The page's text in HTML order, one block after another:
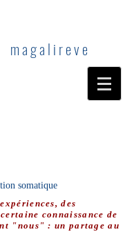
m a g a l i r e v e
somatique
des
connaissance de
"nous" : un partage au